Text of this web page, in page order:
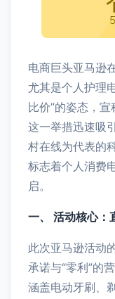
电商巨头亚马逊
尤其是个人护理
比价”的姿态，宣
这一举措迅速吸
村在线为代表的
标志着个人消费
启。
一、 活动核心：
此次亚马逊活动
承诺与“零利”的
涵盖电动牙刷、